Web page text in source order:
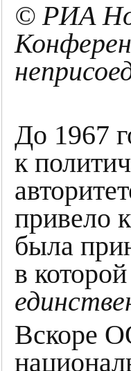
© РИА
До 1967
к
привело
была
в
Вскоре